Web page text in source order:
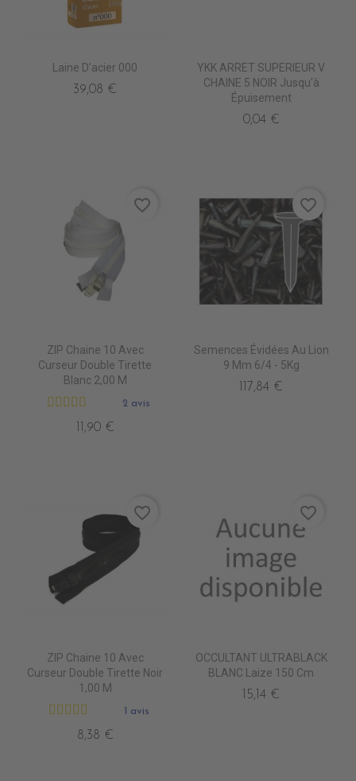
Laine D'acier 000
39,08 €
YKK ARRET SUPERIEUR V
CHAINE 5 NOIR Jusqu'à
Épuisement
0,04 €
ZIP Chaine 10 Avec
Curseur Double Tirette
Blanc 2,00 M
2 avis
11,90 €
favorite_border
Semences Évidées Au Lion
9 Mm 6/4 - 5Kg
117,84 €
favorite_border
ZIP Chaine 10 Avec
Curseur Double Tirette Noir
1,00 M
1 avis
8,38 €
favorite_border
OCCULTANT ULTRABLACK
BLANC Laize 150 Cm
15,14 €
favorite_border